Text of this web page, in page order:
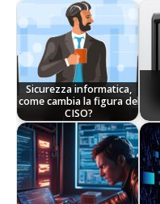
Sicurezza informatica,
come cambia la figura del
CISO?